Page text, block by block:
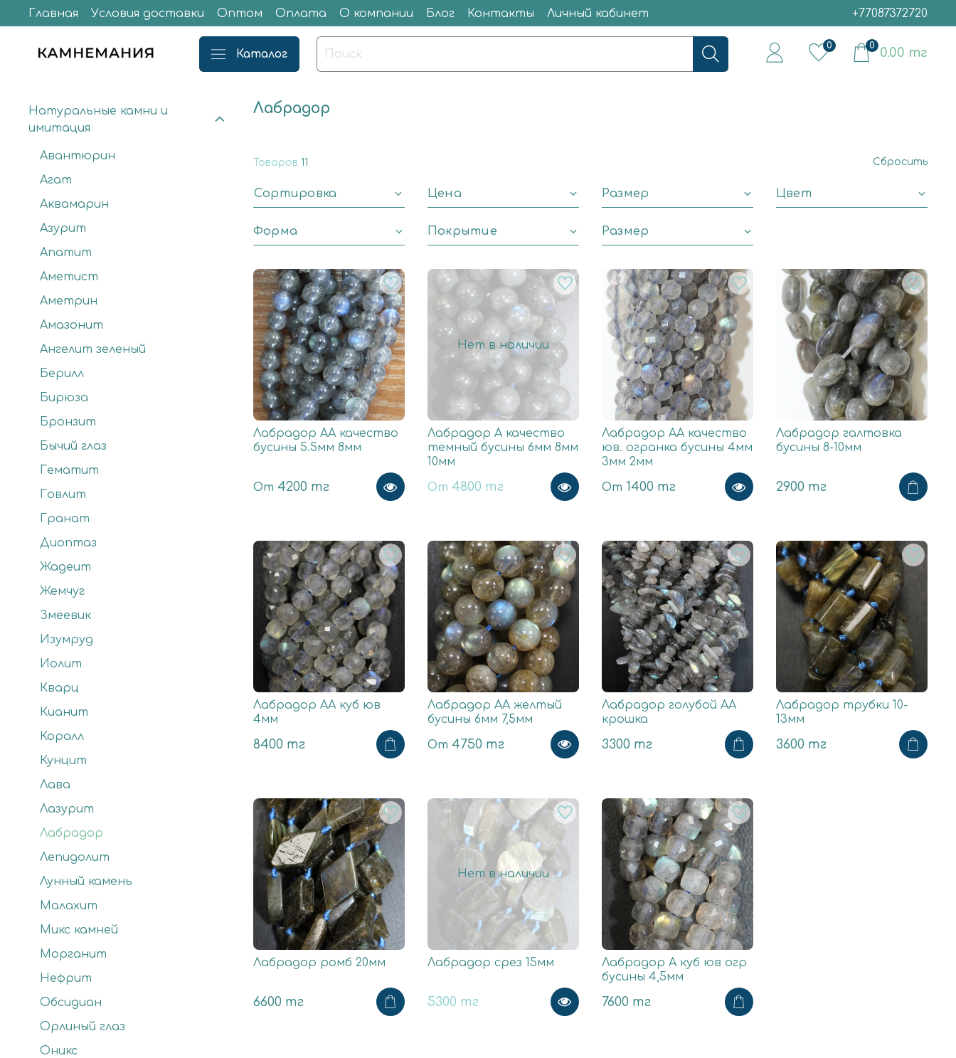
Главная Условия доставки Оптом Оплата О компании Блог Контакты Личный кабинет +77087372720
Каталог
0 0 0.00 тг
Лабрадор
Товаров 11 Сбросить
Сортировка Цена Размер Цвет
Форма Покрытие Размер
Лабрадор АА качество
бусины 5.5мм 8мм
От 4200 тг
Нет в наличии
Лабрадор А качество
темный бусины 6мм 8мм
10мм
От 4800 тг
Лабрадор АА качество
юв. огранка бусины 4мм
3мм 2мм
От 1400 тг
Лабрадор галтовка
бусины 8-10мм
2900 тг
Лабрадор АА куб юв
4мм
8400 тг
Лабрадор АА желтый
бусины 6мм 7,5мм
От 4750 тг
Лабрадор голубой АА
крошка
3300 тг
Лабрадор трубки 10-
13мм
3600 тг
Лабрадор ромб 20мм
6600 тг
Нет в наличии
Лабрадор срез 15мм
5300 тг
Лабрадор А куб юв огр
бусины 4,5мм
7600 тг
Натуральные камни и
имитация
Авантюрин
Агат
Аквамарин
Азурит
Апатит
Аметист
Аметрин
Амазонит
Ангелит зеленый
Берилл
Бирюза
Бронзит
Бычий глаз
Гематит
Говлит
Гранат
Диоптаз
Жадеит
Жемчуг
Змеевик
Изумруд
Иолит
Кварц
Кианит
Коралл
Кунцит
Лава
Лазурит
Лабрадор
Лепидолит
Лунный камень
Малахит
Микс камней
Морганит
Нефрит
Обсидиан
Орлиный глаз
Оникс